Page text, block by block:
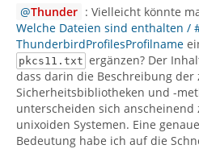
Thunder : Vielleicht könnte
Welche Dateien sind enthalten /
ThunderbirdProfilesProfilname
pkcs11.txt ergänzen? Der
dass darin die Beschreibung der
Sicherheitsbibliotheken und -
unterscheiden sich anscheinend
unixoiden Systemen. Eine
Bedeutung habe ich auf die